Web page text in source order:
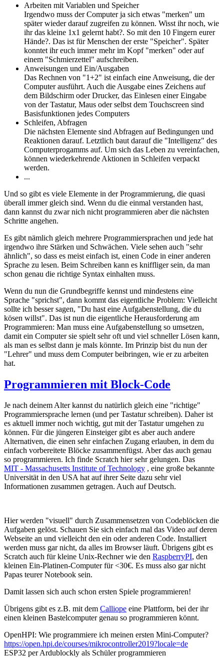
Arbeiten mit Variablen und Speicher
Irgendwo muss der Computer ja sich etwas "merken" um
später wieder darauf zugreifen zu können. Wisst ihr noch, wie
ihr das kleine 1x1 gelernt habt?. So mit den 10 Fingern eurer
Hände?. Das ist für Menschen der erste "Speicher". Später
konntet ihr euch immer mehr im Kopf "merken" oder auf
einem "Schmierzettel" aufschreiben.
Anweisungen und Ein/Ausgaben
Das Rechnen von "1+2" ist einfach eine Anweisung, die der
Computer ausführt. Auch die Ausgabe eines Zeichens auf
dem Bildschirm oder Drucker, das Einlesen einer Eingabe
von der Tastatur, Maus oder selbst dem Touchscreen sind
Basisfunktionen jedes Computers
Schleifen, Abfragen
Die nächsten Elemente sind Abfragen auf Bedingungen und
Reaktionen darauf. Letztlich baut darauf die "Intelligenz" des
Computerprogamms auf. Um sich das Leben zu vereinfachen,
können wiederkehrende Aktionen in Schleifen verpackt
werden.
...
Und so gibt es viele Elemente in der Programmierung, die quasi
überall immer gleich sind. Wenn du die einmal verstanden hast,
dann kannst du zwar nich nicht programmieren aber die nächsten
Schritte angehen.
Es gibt nämlich gleich mehrere Programmiersprachen und jede hat
irgendwo ihre Stärken und Schwächen. Viele sehen auch "sehr
ähnlich", so dass es meist einfach ist, einen Code in einer anderen
Sprache zu lesen. Beim Schreiben kann es kniffliger sein, da man
schon genau die richtige Syntax einhalten muss.
Wenn du nun die Grundbegriffe kennst und mindestens eine
Sprache "sprichst", dann kommt das eigentliche Problem: Vielleicht
sollte ich besser sagen, "Du hast eine Aufgabenstellung, die du
kösen willst". Das ist nun die eigentliche Herausforderung am
Programmieren: Man muss eine Aufgabenstellung so umsetzen,
damit ein Computer sie spielt sehr oft und viel schneller Lösen kann,
als man es selbst dann je mals könnte. Im Prinzip bist du nun der
"Lehrer" und muss dem Computer beibringen, wie er zu arbeiten
hat.
Programmieren mit Block-Code
Je nach deinem Alter kannst du natürlich gleich eine "richtige"
Programmiersprache lernen (und per Tastatur schreiben). Daher ist
es aktuell immer noch wichtig, gut mit der Tastatur umgehen zu
können. Für die jüngeren Einsteiger gibt es aber auch andere
Alternativen, die einen sehr einfachen Zugang erlauben, in dem du
einfach vorbereitete Blöcke zusammenfügst. Aber das auch genau
so programmieren. Ich finde Scratch hier sehr gelungen. Das
MIT - Massachusetts Institute of Technology , eine große bekannte
Universität in den USA hat auf ihrer Seite dazu sehr viel
Informationen zusammen getragen. Auch auf Deutsch.
Hier werden "visuell" durch Zusammensetzen von Codeblöcken die
Aufgaben gelöst. Schauen Sie sich einfach mal das Video auf deren
Webseite an und vielleicht den ein oder anderen Code. Installiert
werden muss gar nicht, da alles im Browser läuft. Übrigens gibt es
Scratch auch für kleine Unix-Rechner wie den RaspberryPI, den
kleinen Ein-Platinen-Computer für <30€. Es muss also gar nicht
Papas teurer Notebook sein.
Damit lassen sich auch schon ersten Spiele programmieren!
Übrigens gibt es z.B. mit dem Calliope eine Plattform, bei der ihr
einen kleinen Bastelcomputer genau so programmieren könnt.
OpenHPI: Wie programmiere ich meinen ersten Mini-Computer?
https://open.hpi.de/courses/mikrocontroller2019?locale=de
ESP32 per Ardublockly als Schüler programmieren